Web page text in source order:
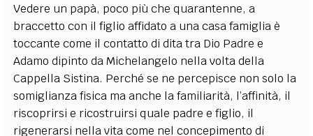
Vedere un papà, poco più che quarantenne, a
braccetto con il figlio affidato a una casa famiglia è
toccante come il contatto di dita tra Dio Padre e
Adamo dipinto da Michelangelo nella volta della
Cappella Sistina. Perché se ne percepisce non solo la
somiglianza fisica ma anche la familiarità, l’affinità, il
riscoprirsi e ricostruirsi quale padre e figlio, il
rigenerarsi nella vita come nel concepimento di